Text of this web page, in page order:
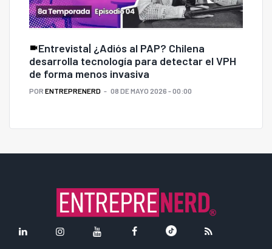
Entrevista| ¿Adiós al PAP? Chilena
desarrolla tecnología para detectar el VPH
de forma menos invasiva
POR ENTREPRENERD 08 DE MAYO 2026 - 00:00